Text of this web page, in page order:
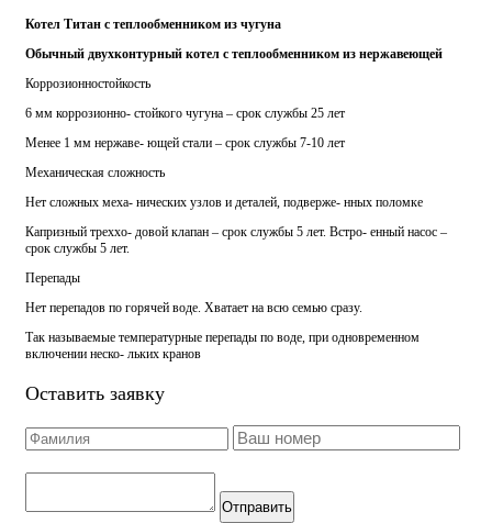
Котел Титан с теплообменником из чугуна
Обычный двухконтурный котел с теплообменником из нержавеющей
Коррозионностойкость
6 мм коррозионно- стойкого чугуна – срок службы 25 лет
Менее 1 мм нержаве- ющей стали – срок службы 7-10 лет
Механическая сложность
Нет сложных меха- нических узлов и деталей, подверже- нных поломке
Капризный треххо- довой клапан – срок службы 5 лет. Встро- енный насос –
срок службы 5 лет.
Перепады
Нет перепадов по горячей воде. Хватает на всю семью сразу.
Так называемые температурные перепады по воде, при одновременном
включении неско- льких кранов
Оставить заявку
Отправить